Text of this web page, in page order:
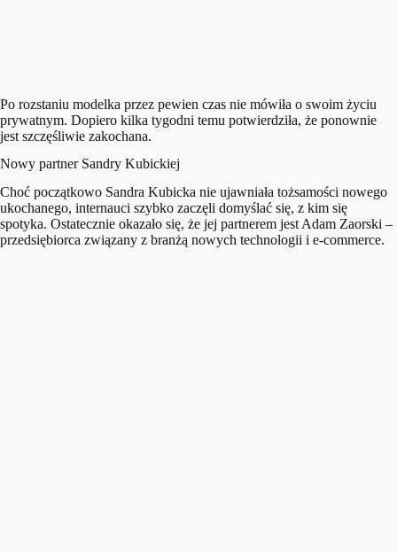
Po rozstaniu modelka przez pewien czas nie mówiła o swoim życiu
prywatnym. Dopiero kilka tygodni temu potwierdziła, że ponownie
jest szczęśliwie zakochana.
Nowy partner Sandry Kubickiej
Choć początkowo Sandra Kubicka nie ujawniała tożsamości nowego
ukochanego, internauci szybko zaczęli domyślać się, z kim się
spotyka. Ostatecznie okazało się, że jej partnerem jest Adam Zaorski –
przedsiębiorca związany z branżą nowych technologii i e-commerce.